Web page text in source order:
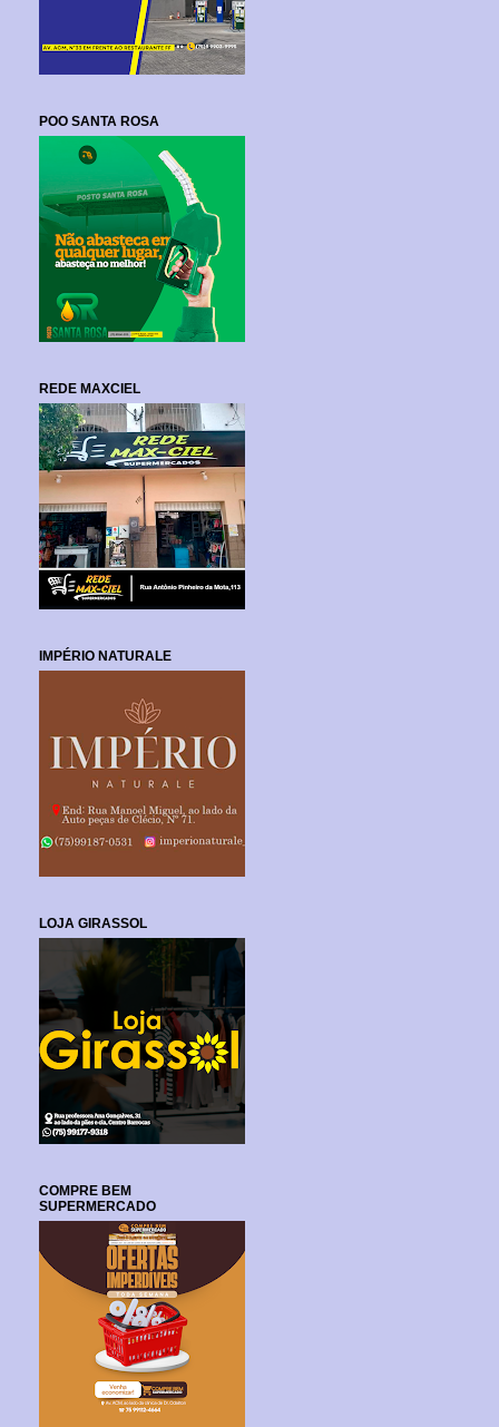
POO SANTA ROSA
REDE MAXCIEL
IMPÉRIO NATURALE
LOJA GIRASSOL
COMPRE BEM
SUPERMERCADO